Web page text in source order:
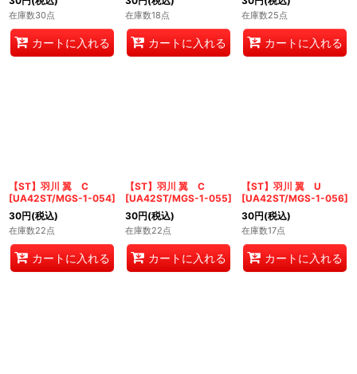
在庫数30点
カートに入れる
在庫数18点
カートに入れる
在庫数25点
カートに入れる
【ST】羽川 翼 C
[UA42ST/MGS-1-054]
30円(税込)
在庫数22点
カートに入れる
【ST】羽川 翼 C
[UA42ST/MGS-1-055]
30円(税込)
在庫数22点
カートに入れる
【ST】羽川 翼 U
[UA42ST/MGS-1-056]
30円(税込)
在庫数17点
カートに入れる